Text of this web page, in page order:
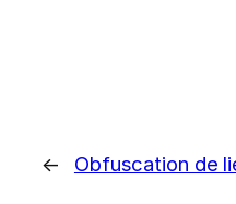
← Obfuscation de